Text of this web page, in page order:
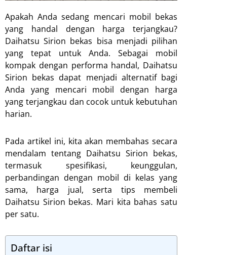
Apakah Anda sedang mencari mobil bekas
yang handal dengan harga terjangkau?
Daihatsu Sirion bekas bisa menjadi pilihan
yang tepat untuk Anda. Sebagai mobil
kompak dengan performa handal, Daihatsu
Sirion bekas dapat menjadi alternatif bagi
Anda yang mencari mobil dengan harga
yang terjangkau dan cocok untuk kebutuhan
harian.
Pada artikel ini, kita akan membahas secara
mendalam tentang Daihatsu Sirion bekas,
termasuk spesifikasi, keunggulan,
perbandingan dengan mobil di kelas yang
sama, harga jual, serta tips membeli
Daihatsu Sirion bekas. Mari kita bahas satu
per satu.
Daftar isi